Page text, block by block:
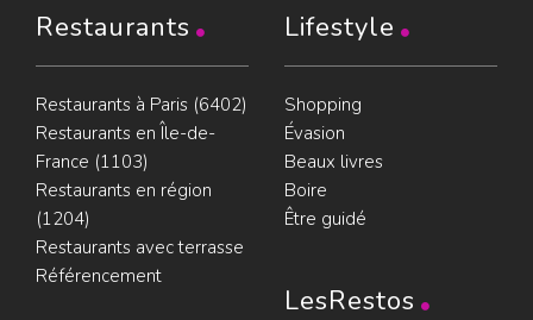
Restaurants
Restaurants à Paris (6402)
Restaurants en Île-de-
France (1103)
Restaurants en région
(1204)
Restaurants avec terrasse
Référencement
Lifestyle
Shopping
Évasion
Beaux livres
Boire
Être guidé
LesRestos